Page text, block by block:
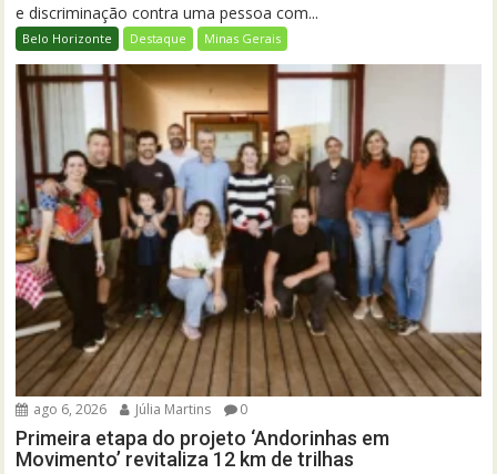
e discriminação contra uma pessoa com...
Belo Horizonte Destaque Minas Gerais
ago 6, 2026 Júlia Martins 0
Primeira etapa do projeto ‘Andorinhas em
Movimento’ revitaliza 12 km de trilhas